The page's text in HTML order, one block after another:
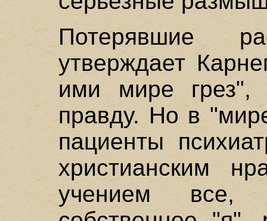
Потерявшие
утверждает
ими мире грез",
правду. Но в
пациенты
христианским
учением все,